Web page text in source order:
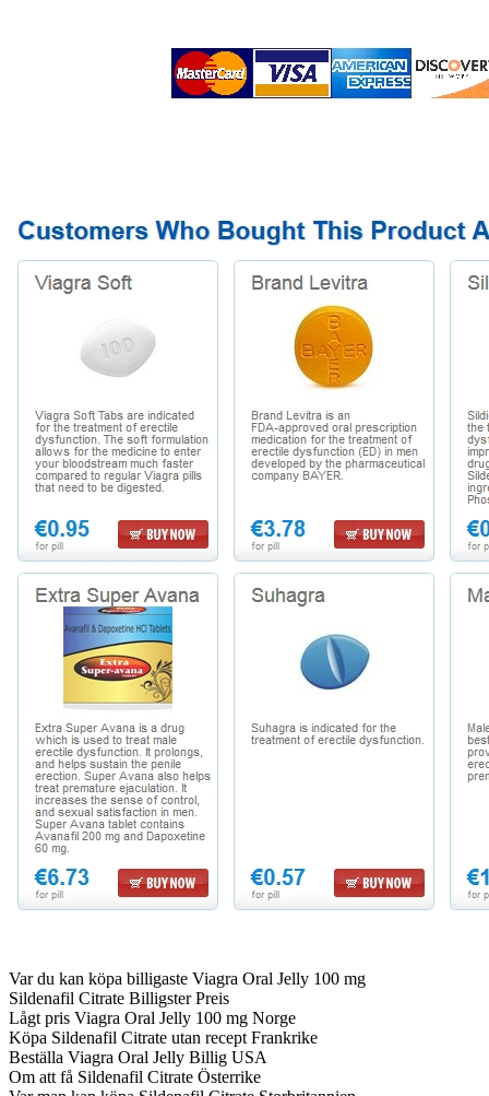
Var du kan köpa billigaste Viagra Oral Jelly 100 mg
Sildenafil Citrate Billigster Preis
Lågt pris Viagra Oral Jelly 100 mg Norge
Köpa Sildenafil Citrate utan recept Frankrike
Beställa Viagra Oral Jelly Billig USA
Om att få Sildenafil Citrate Österrike